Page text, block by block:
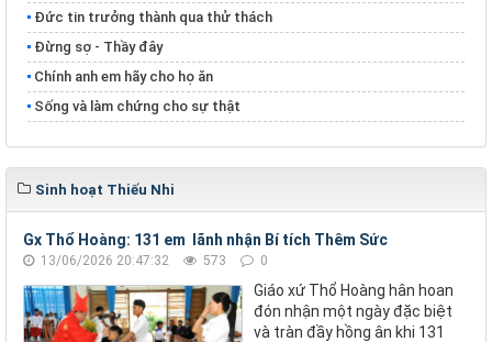
Đức tin trưởng thành qua thử thách
Đừng sợ - Thầy đây
Chính anh em hãy cho họ ăn
Sống và làm chứng cho sự thật
Sinh hoạt Thiếu Nhi
Gx Thổ Hoàng: 131 em lãnh nhận Bí tích Thêm Sức
13/06/2026 20:47:32 573 0
Giáo xứ Thổ Hoàng hân hoan
đón nhận một ngày đặc biệt
và tràn đầy hồng ân khi 131